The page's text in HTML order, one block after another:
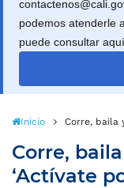
podemos atenderle
puede consultar aquí.
Inicio Corre, baila
Corre,
‘Actívate